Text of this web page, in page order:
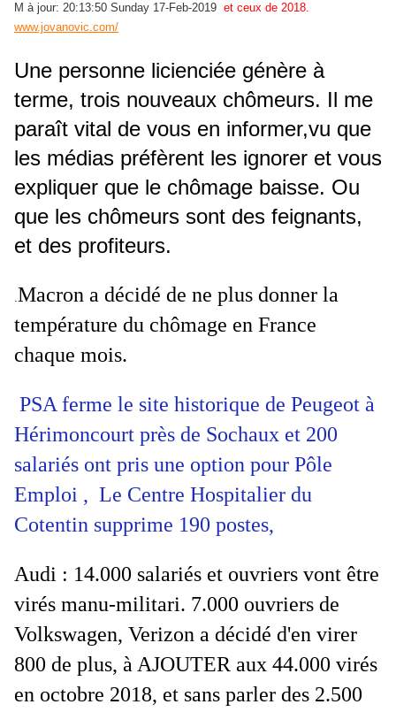
M à jour: 20:13:50 Sunday 17-Feb-2019 et ceux de 2018.
www.jovanovic.com/
Une personne licienciée génère à
terme, trois nouveaux chômeurs. Il me
paraît vital de vous en informer,vu que
les médias préfèrent les ignorer et vous
expliquer que le chômage baisse. Ou
que les chômeurs sont des feignants,
et des profiteurs.
.Macron a décidé de ne plus donner la
température du chômage en France
chaque mois.
PSA ferme le site historique de Peugeot à
Hérimoncourt près de Sochaux et 200
salariés ont pris une option pour Pôle
Emploi , Le Centre Hospitalier du
Cotentin supprime 190 postes,
Audi : 14.000 salariés et ouvriers vont être
virés manu-militari. 7.000 ouvriers de
Volkswagen, Verizon a décidé d'en virer
800 de plus, à AJOUTER aux 44.000 virés
en octobre 2018, et sans parler des 2.500